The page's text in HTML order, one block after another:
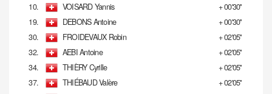
10.
VOISARD Yannis
+ 00'30''
19.
DEBONS Antoine
+ 00'30''
30.
FROIDEVAUX Robin
+ 02'05''
32.
AEBI Antoine
+ 02'05''
34.
THIÈRY Cyrille
+ 02'05''
37.
THIÉBAUD Valère
+ 02'05''